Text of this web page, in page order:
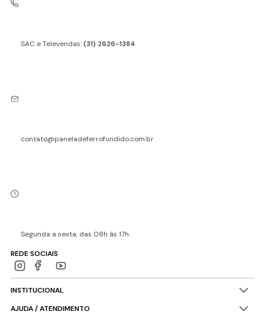
SAC e Televendas:(31) 2626-1384
contato@paneladeferrofundido.com.br
Segunda a sexta, das 08h às 17h
REDE SOCIAIS
INSTITUCIONAL
AJUDA / ATENDIMENTO